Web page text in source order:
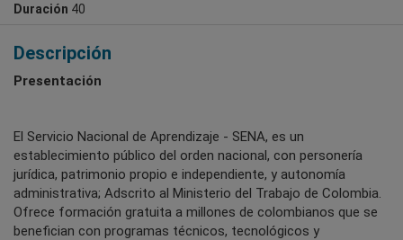
Duración 40
Descripción
Presentación
El Servicio Nacional de Aprendizaje - SENA, es un
establecimiento público del orden nacional, con personería
jurídica, patrimonio propio e independiente, y autonomía
administrativa; Adscrito al Ministerio del Trabajo de Colombia.
Ofrece formación gratuita a millones de colombianos que se
benefician con programas técnicos, tecnológicos y